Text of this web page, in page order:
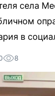
села
в
8